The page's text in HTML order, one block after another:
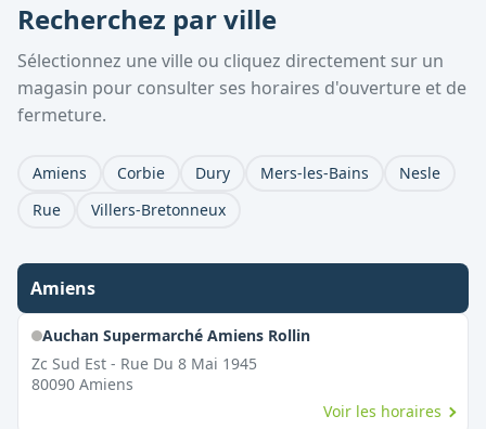
Recherchez par ville
Sélectionnez une ville ou cliquez directement sur un
magasin pour consulter ses horaires d'ouverture et de
fermeture.
Amiens Corbie Dury Mers-les-Bains
Nesle
Rue
Villers-Bretonneux
Amiens
Auchan Supermarché Amiens Rollin
Zc Sud Est - Rue Du 8 Mai 1945
80090 Amiens
Voir les horaires